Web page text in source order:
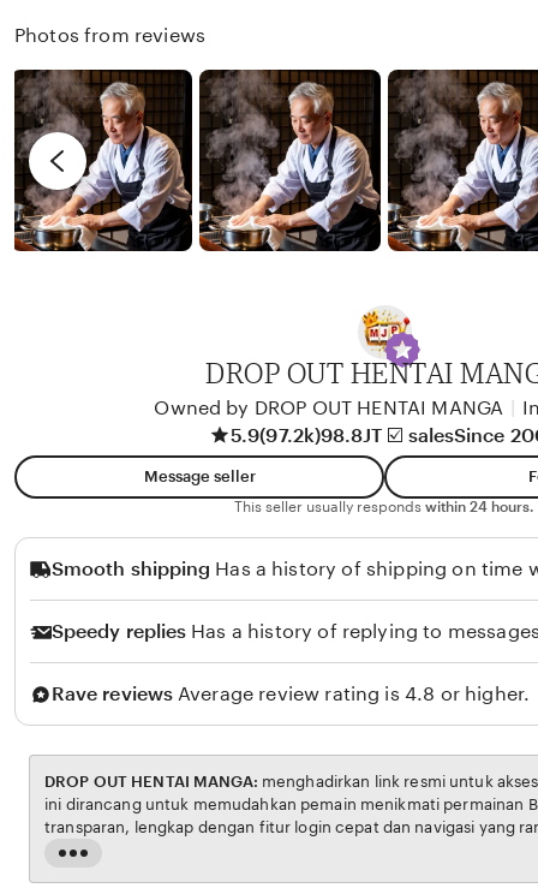
I
y
R
e
n
y
r
e
v
i
w
b
l
o
Photos from reviews
DROP OUT HENTAI
Owned by DROP OUT HENTAI MANGA
5.9(97.2k)98.8JT ☑️ salesSince
Message seller
This seller usually responds within 24 hours.
Smooth shipping Has a history of shipping on time
Speedy replies Has a history of replying to
Rave reviews Average review rating is 4.8 or higher.
Read
the
DROP OUT HENTAI MANGA:
ini dirancang untuk memudahkan pemain menikmati permainan BOKEP dengan aman dan
transparan, lengkap dengan fitur login cepat dan navigasi yang ramah pengguna. Setiap
transaksi dijamin aman, sementara update hasil dan informasi permainan selalu tersedia